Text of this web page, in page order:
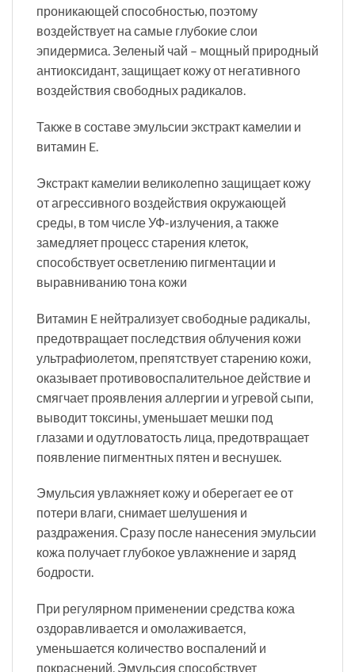
проникающей способностью, поэтому
воздействует на самые глубокие слои
эпидермиса. Зеленый чай – мощный природный
антиоксидант, защищает кожу от негативного
воздействия свободных радикалов.
Также в составе эмульсии экстракт камелии и
витамин E.
Экстракт камелии великолепно защищает кожу
от агрессивного воздействия окружающей
среды, в том числе УФ-излучения, а также
замедляет процесс старения клеток,
способствует осветлению пигментации и
выравниванию тона кожи
Витамин E нейтрализует свободные радикалы,
предотвращает последствия облучения кожи
ультрафиолетом, препятствует старению кожи,
оказывает противовоспалительное действие и
смягчает проявления аллергии и угревой сыпи,
выводит токсины, уменьшает мешки под
глазами и одутловатость лица, предотвращает
появление пигментных пятен и веснушек.
Эмульсия увлажняет кожу и оберегает ее от
потери влаги, снимает шелушения и
раздражения. Сразу после нанесения эмульсии
кожа получает глубокое увлажнение и заряд
бодрости.
При регулярном применении средства кожа
оздоравливается и омолаживается,
уменьшается количество воспалений и
покраснений. Эмульсия способствует